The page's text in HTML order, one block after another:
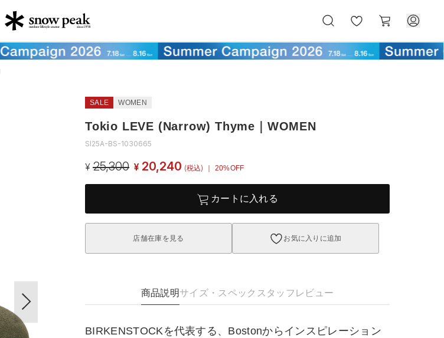
気
に
ー
ト
SALE WOMEN
Tokio LEVE (Narrow) Thyme｜WOMEN
SI25A-BS-1030665
¥ 25,300 ¥ 20,240 (税込) ｜ 20%OFF
カートに入れる
店舗在庫を見る お気に入りに追加
商品説明サイズ・スペック スタッフレビュー
BIRKENSTOCKを代表する、Bostonからインスピレーション